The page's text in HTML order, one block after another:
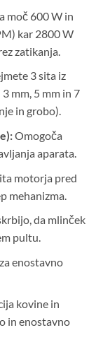
moč 600 W in
kar 2800 W
zatikanja.
3 sita iz
mm, 5 mm in 7
in grobo).
Omogoča
aparata.
motorja pred
mehanizma.
da mlinček
pultu.
enostavno
kovine in
in enostavno